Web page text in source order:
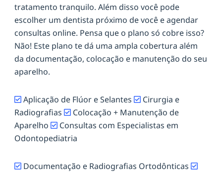
tratamento tranquilo. Além disso você pode
escolher um dentista próximo de você e agendar
consultas online. Pensa que o plano só cobre isso?
Não! Este plano te dá uma ampla cobertura além
da documentação, colocação e manutenção do seu
aparelho.
Aplicação de Flúor e Selantes
Cirurgia e
Radiografias
Colocação + Manutenção de
Aparelho
Consultas com Especialistas em
Odontopediatria
Documentação e Radiografias Ortodônticas